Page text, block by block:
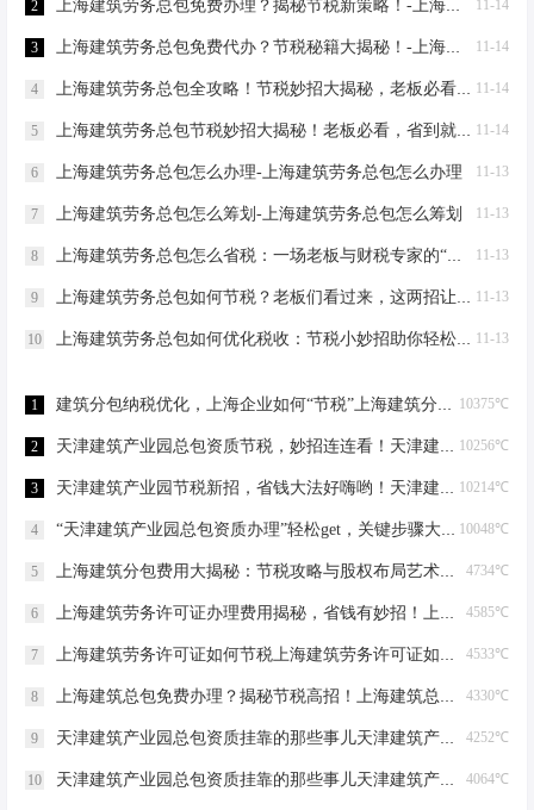
11-14
2 上海建筑劳务总包免费办理？揭秘节税新策略！-上海建筑劳务总包免费办理吗？
11-14
3 上海建筑劳务总包免费代办？节税秘籍大揭秘！-上海建筑劳务总包免费代办吗？
11-14
4 上海建筑劳务总包全攻略！节税妙招大揭秘，老板必看！-上海建筑劳务总包流程和要求
11-14
5 上海建筑劳务总包节税妙招大揭秘！老板必看，省到就是赚到！-上海建筑劳务总包怎么节税
11-13
6 上海建筑劳务总包怎么办理-上海建筑劳务总包怎么办理
11-13
7 上海建筑劳务总包怎么筹划-上海建筑劳务总包怎么筹划
11-13
8 上海建筑劳务总包怎么省税：一场老板与财税专家的“节税”对话-上海建筑劳务总包怎么省税
11-13
9 上海建筑劳务总包如何节税？老板们看过来，这两招让您省下一辆车的钱！-上海建筑劳务总包如何节税
11-13
10 上海建筑劳务总包如何优化税收：节税小妙招助你轻松省钱！-上海建筑劳务总包如何优化税收
10375℃
1 建筑分包纳税优化，上海企业如何“节税”上海建筑分包纳税优化
10256℃
2 天津建筑产业园总包资质节税，妙招连连看！天津建筑产业园总包资质节税优化
10214℃
3 天津建筑产业园节税新招，省钱大法好嗨哟！天津建筑产业园总包资质节税优化
10048℃
4 “天津建筑产业园总包资质办理”轻松get，关键步骤大揭秘！天津建筑产业园总包资质办理
4734℃
5 上海建筑分包费用大揭秘：节税攻略与股权布局艺术上海建筑分包有什么费用
4585℃
6 上海建筑劳务许可证办理费用揭秘，省钱有妙招！上海建筑劳务许可证办理费用是多少
4533℃
7 上海建筑劳务许可证如何节税上海建筑劳务许可证如何节税
4330℃
8 上海建筑总包免费办理？揭秘节税高招！上海建筑总包免费办理吗？
4252℃
9 天津建筑产业园总包资质挂靠的那些事儿天津建筑产业园总包资质挂靠
4064℃
10 天津建筑产业园总包资质挂靠的那些事儿天津建筑产业园总包资质挂靠